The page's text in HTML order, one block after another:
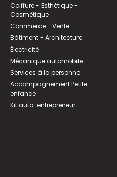
Coiffure - Esthétique -
Cosmétique
Commerce - Vente
Bâtiment - Architecture
Électricité
Mécanique automobile
Services à la personne
Accompagnement Petite
enfance
Kit auto-entrepreneur